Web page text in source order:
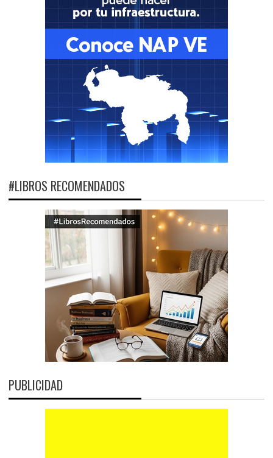
#LIBROS RECOMENDADOS
PUBLICIDAD